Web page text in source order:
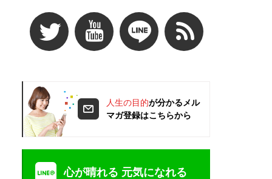
人生の目的が分かるメル
マガ登録はこちらから
心が晴れる 元気になれる